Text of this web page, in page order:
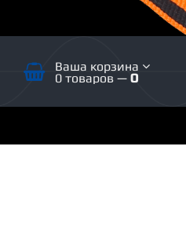
Ваша корзина
0 товаров — 0